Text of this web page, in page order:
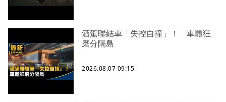
酒駕聯結車「失控自撞」！ 車體狂
磨分隔島
2026.08.07 09:15